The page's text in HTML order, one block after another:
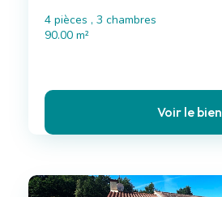
4 pièces , 3 chambres
90.00 m²
Voir le bien